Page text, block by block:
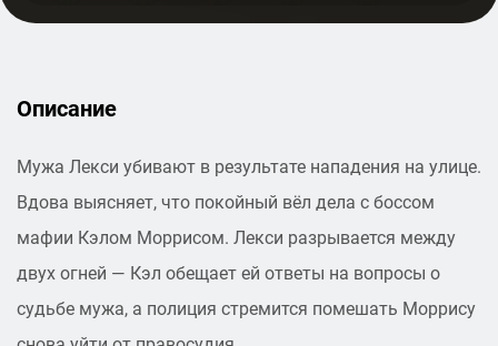
Описание
Мужа Лекси убивают в результате нападения на улице.
Вдова выясняет, что покойный вёл дела с боссом
мафии Кэлом Моррисом. Лекси разрывается между
двух огней — Кэл обещает ей ответы на вопросы о
судьбе мужа, а полиция стремится помешать Моррису